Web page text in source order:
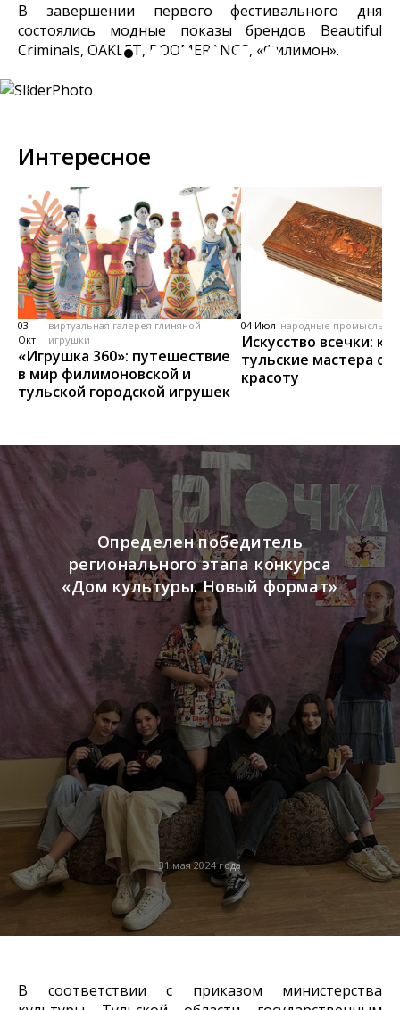
В завершении первого фестивального дня
состоялись модные показы брендов Beautiful
Criminals, OAKLET, BOOMERANGS, «Филимон».
Интересное
03
Окт
виртуальная галерея глиняной
игрушки
«Игрушка 360»: путешествие
в мир филимоновской и
тульской городской игрушек
04 Июл народные промыслы,
Искусство всечки: как
тульские мастера
красоту
31 мая 2024 года
Определен победитель
регионального этапа конкурса
«Дом культуры. Новый формат»
В соответствии с приказом министерства